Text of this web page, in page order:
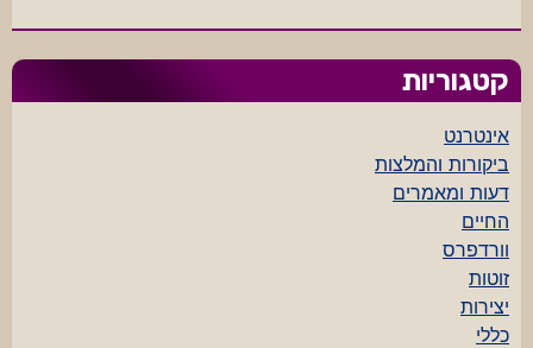
קטגוריות
אינטרנט
ביקורות והמלצות
דעות ומאמרים
החיים
וורדפרס
זוטות
יצירות
כללי